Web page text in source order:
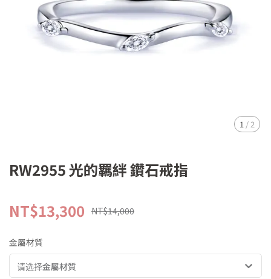
1 /2
RW2955 光的羈絆 鑽石戒指
NT$13,300 NT$14,000
金屬材質
请选择金屬材質